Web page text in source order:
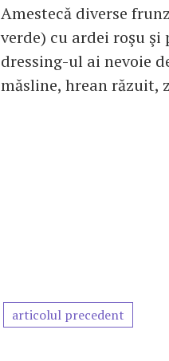
Amestecă diverse
verde) cu ardei roşu şi
dressing-ul ai nevoie
măsline, hrean răzuit,
articolul precedent